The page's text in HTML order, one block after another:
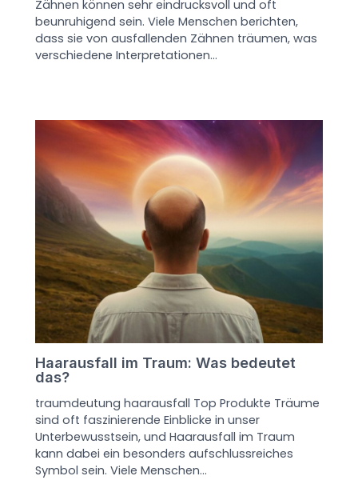
Zähnen können sehr eindrucksvoll und oft
beunruhigend sein. Viele Menschen berichten,
dass sie von ausfallenden Zähnen träumen, was
verschiedene Interpretationen…
Haarausfall im Traum: Was bedeutet
das?
traumdeutung haarausfall Top Produkte Träume
sind oft faszinierende Einblicke in unser
Unterbewusstsein, und Haarausfall im Traum
kann dabei ein besonders aufschlussreiches
Symbol sein. Viele Menschen…